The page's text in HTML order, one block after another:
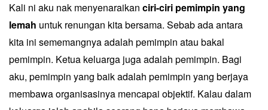
Kali ni aku nak menyenaraikan ciri-ciri pemimpin yang
lemah untuk renungan kita bersama. Sebab ada antara
kita ini sememangnya adalah pemimpin atau bakal
pemimpin. Ketua keluarga juga adalah pemimpin. Bagi
aku, pemimpin yang baik adalah pemimpin yang berjaya
membawa organisasinya mencapai objektif. Kalau dalam